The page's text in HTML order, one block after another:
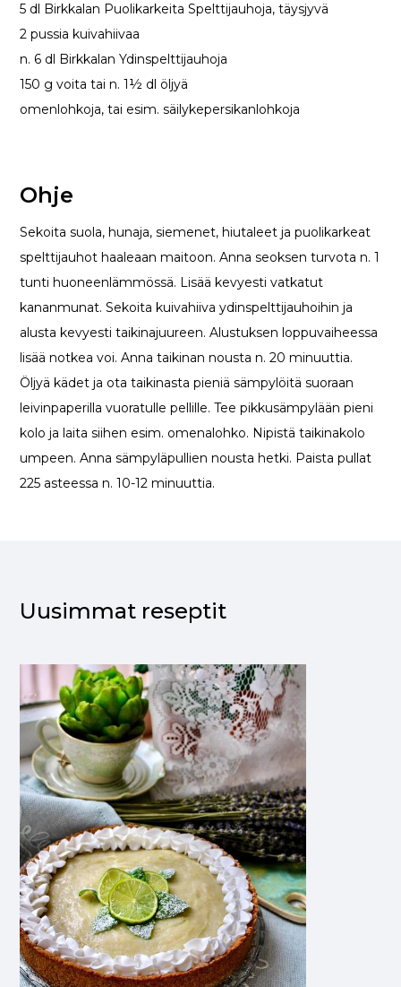
5 dl Birkkalan Puolikarkeita Spelttijauhoja, täysjyvä
2 pussia kuivahiivaa
n. 6 dl Birkkalan Ydinspelttijauhoja
150 g voita tai n. 1½ dl öljyä
omenlohkoja, tai esim. säilykepersikanlohkoja
Ohje
Sekoita suola, hunaja, siemenet, hiutaleet ja puolikarkeat
spelttijauhot haaleaan maitoon. Anna seoksen turvota n. 1
tunti huoneenlämmössä. Lisää kevyesti vatkatut
kananmunat. Sekoita kuivahiiva ydinspelttijauhoihin ja
alusta kevyesti taikinajuureen. Alustuksen loppuvaiheessa
lisää notkea voi. Anna taikinan nousta n. 20 minuuttia.
Öljyä kädet ja ota taikinasta pieniä sämpylöitä suoraan
leivinpaperilla vuoratulle pellille. Tee pikkusämpylään pieni
kolo ja laita siihen esim. omenalohko. Nipistä taikinakolo
umpeen. Anna sämpyläpullien nousta hetki. Paista pullat
225 asteessa n. 10-12 minuuttia.
Uusimmat reseptit